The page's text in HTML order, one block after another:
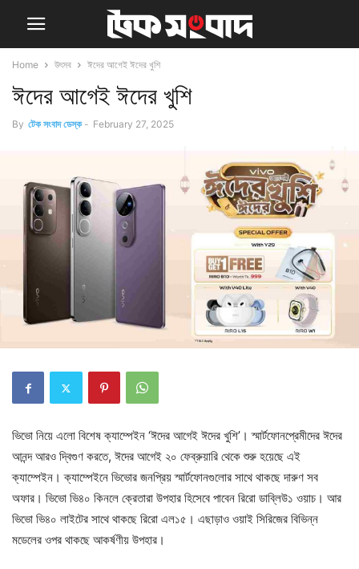
Home উৎসব ঈদের আগেই ঈদের খুশি
ঈদের আগেই ঈদের খুশি
By টেক সংবাদ ডেস্ক - February 27, 2025
ভিভো নিয়ে এলো বিশেষ ক্যাম্পেইন ‘ঈদের আগেই ঈদের খুশি’। স্মার্টফোনপ্রেমীদের ঈদের
আনন্দ আরও দ্বিগুণ করতে, ঈদের আগেই ২০ ফেব্রুয়ারি থেকে শুরু হয়েছে এই
ক্যাম্পেইন। ক্যাম্পেইনে ভিভোর জনপ্রিয় স্মার্টফোনগুলোর সাথে থাকছে দারুণ সব
অফার। ভিভো ভি৪০ কিনলে ক্রেতারা উপহার হিসেবে পাবেন রিরো ডাব্লিউ১ ওয়াচ। আর
ভিভো ভি৪০ লাইটের সাথে থাকছে রিরো এল১৫। এছাড়াও ওয়াই সিরিজের বিভিন্ন
মডেলের ওপর থাকছে আকর্ষণীয় উপহার।